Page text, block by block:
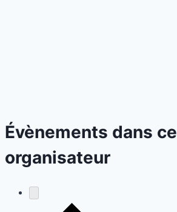
Évènements dans ce
organisateur